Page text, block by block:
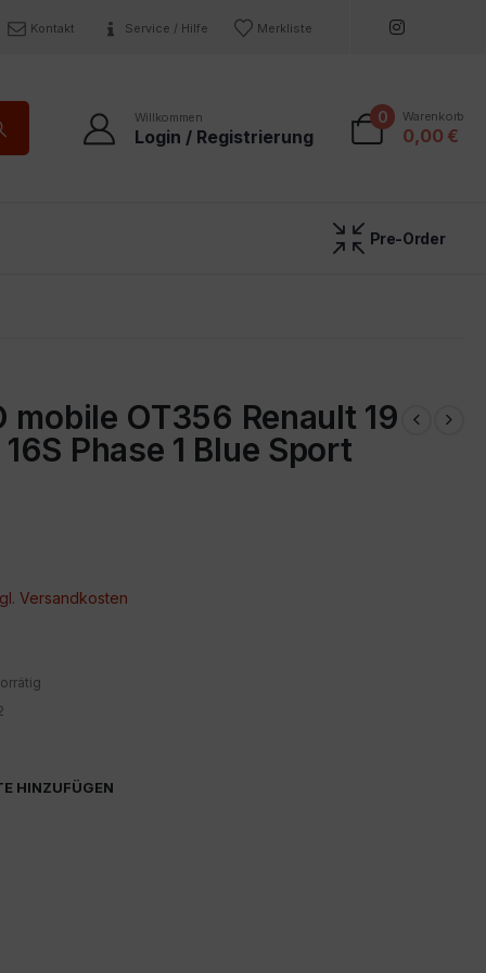
Kontakt Service / Hilfe Merkliste
Willkommen
Login / Registrierung
0 Warenkorb
0,00 €
Pre-Order
mobile OT356 Renault 19
Phase 1 Blue Sport
Versandkosten
HINZUFÜGEN